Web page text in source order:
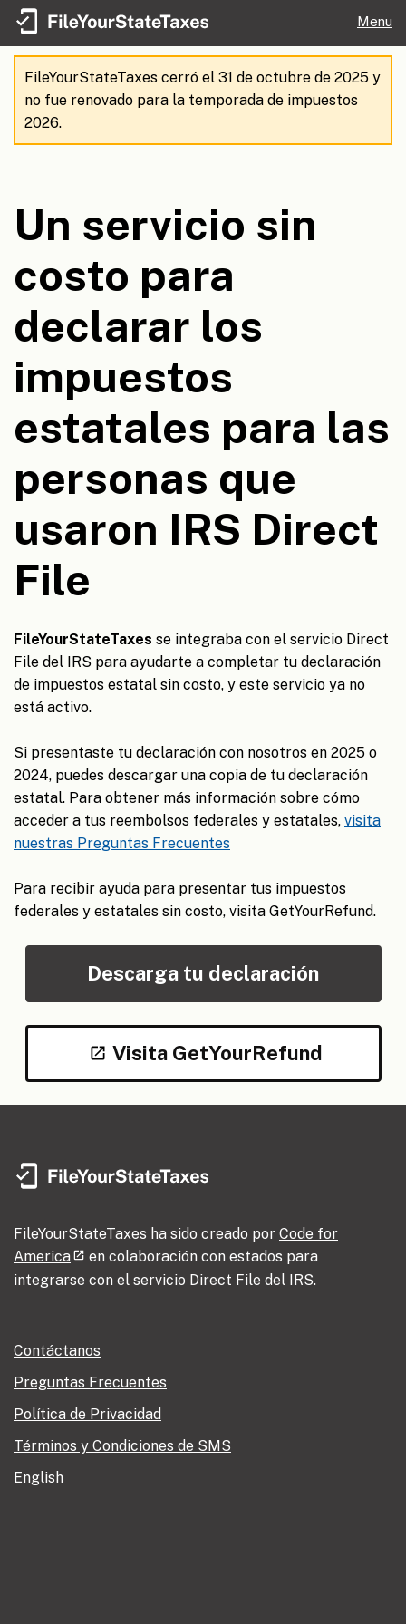
Menu
FileYourStateTaxes cerró el 31 de octubre de 2025 y
no fue renovado para la temporada de impuestos
2026.
Un servicio sin
costo para
declarar los
impuestos
estatales para las
personas que
usaron IRS Direct
File
FileYourStateTaxes se integraba con el servicio Direct
File del IRS para ayudarte a completar tu declaración
de impuestos estatal sin costo, y este servicio ya no
está activo.
Si presentaste tu declaración con nosotros en 2025 o
2024, puedes descargar una copia de tu declaración
estatal. Para obtener más información sobre cómo
acceder a tus reembolsos federales y estatales, visita
nuestras Preguntas Frecuentes
Para recibir ayuda para presentar tus impuestos
federales y estatales sin costo, visita GetYourRefund.
Descarga tu declaración
Visita GetYourRefund
FileYourStateTaxes ha sido creado por Code for
America
en colaboración con estados para
integrarse con el servicio Direct File del IRS.
Contáctanos
Preguntas Frecuentes
Política de Privacidad
Términos y Condiciones de SMS
English